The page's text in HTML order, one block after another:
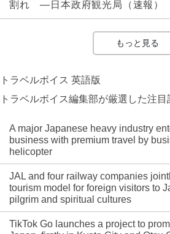
割れ ―日本政府観光局（速報）
もっと見る
トラベルボイス 英語版
トラベルボイス編集部が厳選した注目
A major Japanese heavy industry
business with premium travel by
helicopter
JAL and four railway companies
tourism model for foreign visitors to
pilgrim and spiritual cultures
TikTok Go launches a project to